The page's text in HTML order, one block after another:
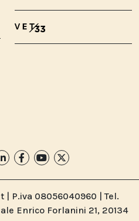
| P.iva 08056040960 | Tel.
Enrico Forlanini 21, 20134